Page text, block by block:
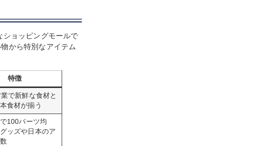
ョッピングモールで
から特別なアイテム
特徴
で新鮮な食材と
食材が揃う
100バーツ均
ッズや日本のア